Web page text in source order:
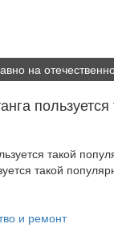
на
пользуется
такой
и ремонт